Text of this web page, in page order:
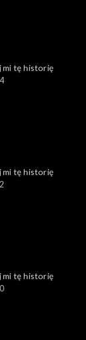
mi tę historię
mi tę historię
mi tę historię